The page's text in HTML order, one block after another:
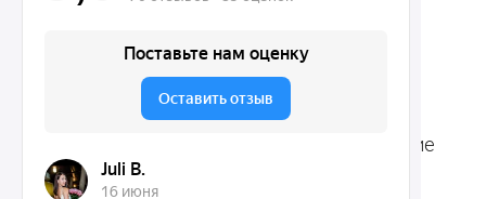
Ассортимент
Хирургические
Стоматологические